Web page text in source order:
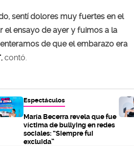
sentí dolores muy fuertes en el
el ensayo de ayer y fuimos a la
de que el embarazo era
contó.
Espectáculos
María Becerra revela que fue
víctima de bullying en redes
sociales: “Siempre fui
excluida”